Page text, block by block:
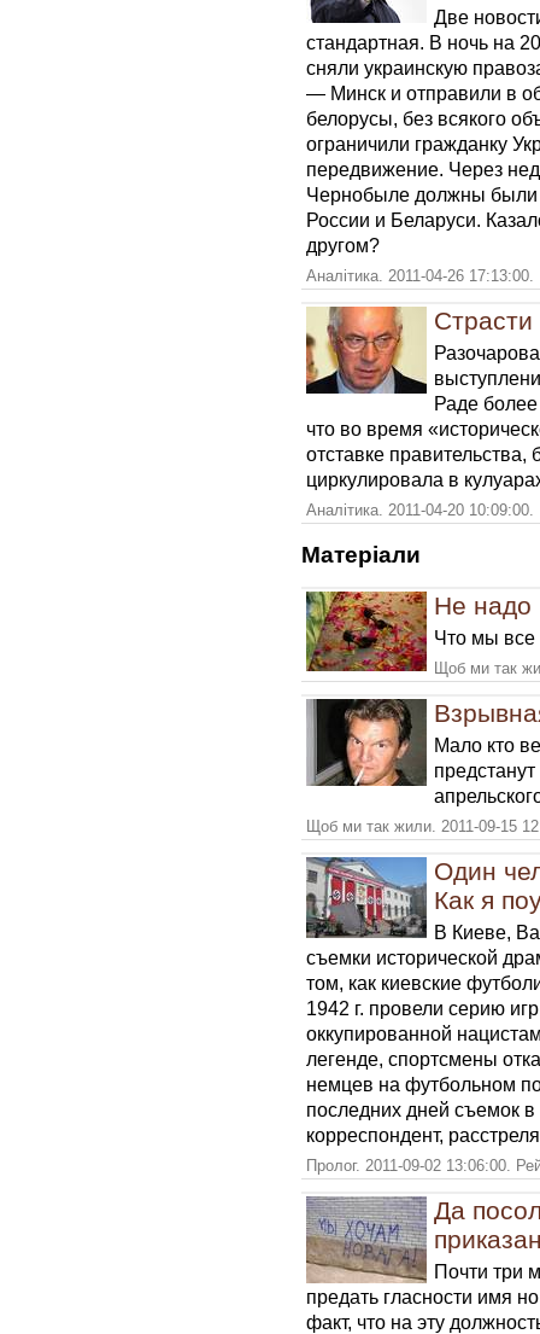
Две
стандартная. В ночь на
сняли украинскую
— Минск и отправили в
белорусы, без всякого
ограничили гражданку
передвижение. Через
Чернобыле должны были
России и Беларуси.
другом?
Аналітика. 2011-04-26
Раде
что во время
отставке
циркулировала в
Аналітика. 2011-04-20
Матерiали
Не надо
Что мы все
Щоб ми так
Мало кто
Щоб ми так жили. 2011-09-15
Один
Как я
В Киеве,
съемки исторической
том, как киевские
1942 г. провели серию
оккупированной
легенде, спортсмены
немцев на футбольном
последних дней съемок
корреспондент,
Пролог. 2011-09-02 13:06:00.
Да
Почти три
предать гласности имя
факт, что на эту